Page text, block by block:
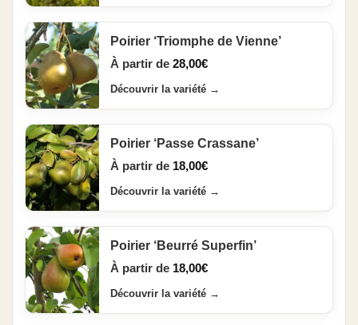
Poirier ‘Triomphe de Vienne’
À partir de 28,00€
Découvrir la variété →
Poirier ‘Passe Crassane’
À partir de 18,00€
Découvrir la variété →
Poirier ‘Beurré Superfin’
À partir de 18,00€
Découvrir la variété →